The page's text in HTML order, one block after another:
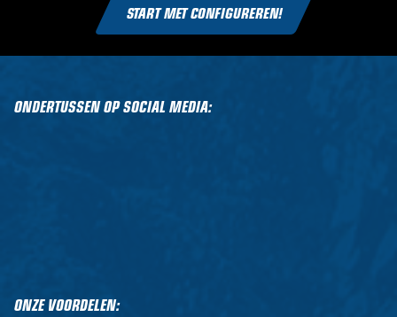
START MET CONFIGUREREN!
ONDERTUSSEN OP SOCIAL MEDIA:
ONZE VOORDELEN: